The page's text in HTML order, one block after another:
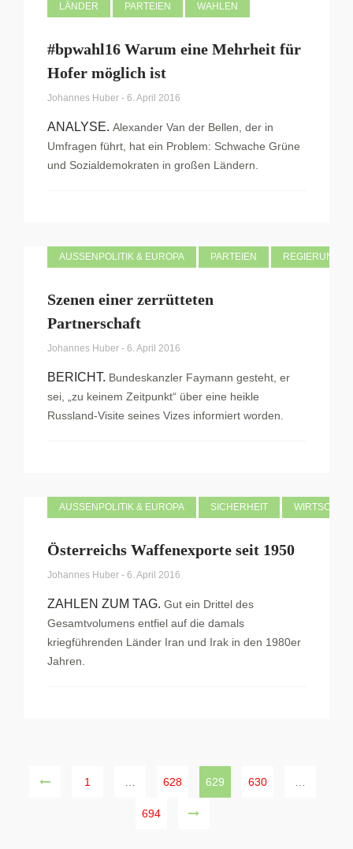
LÄNDER PARTEIEN WAHLEN
#bpwahl16 Warum eine Mehrheit für
Hofer möglich ist
Johannes Huber - 6. April 2016
ANALYSE. Alexander Van der Bellen, der in
Umfragen führt, hat ein Problem: Schwache Grüne
und Sozialdemokraten in großen Ländern.
AUSSENPOLITIK & EUROPA PARTEIEN REGIERUNG
Szenen einer zerrütteten
Partnerschaft
Johannes Huber - 6. April 2016
BERICHT. Bundeskanzler Faymann gesteht, er
sei, „zu keinem Zeitpunkt“ über eine heikle
Russland-Visite seines Vizes informiert worden.
AUSSENPOLITIK & EUROPA SICHERHEIT
Österreichs Waffenexporte seit 1950
Johannes Huber - 6. April 2016
ZAHLEN ZUM TAG. Gut ein Drittel des
Gesamtvolumens entfiel auf die damals
kriegführenden Länder Iran und Irak in den 1980er
Jahren.
1 628 629 630
694